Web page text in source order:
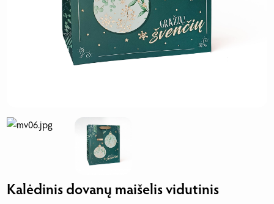
Kalėdinis dovanų maišelis vidutinis